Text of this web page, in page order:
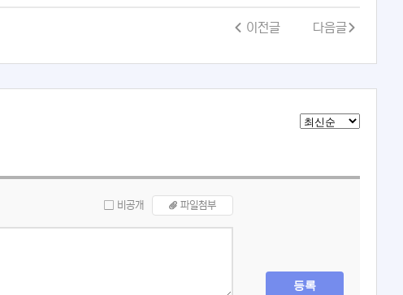
이전글 다음글
비공개 파일첨부
등록